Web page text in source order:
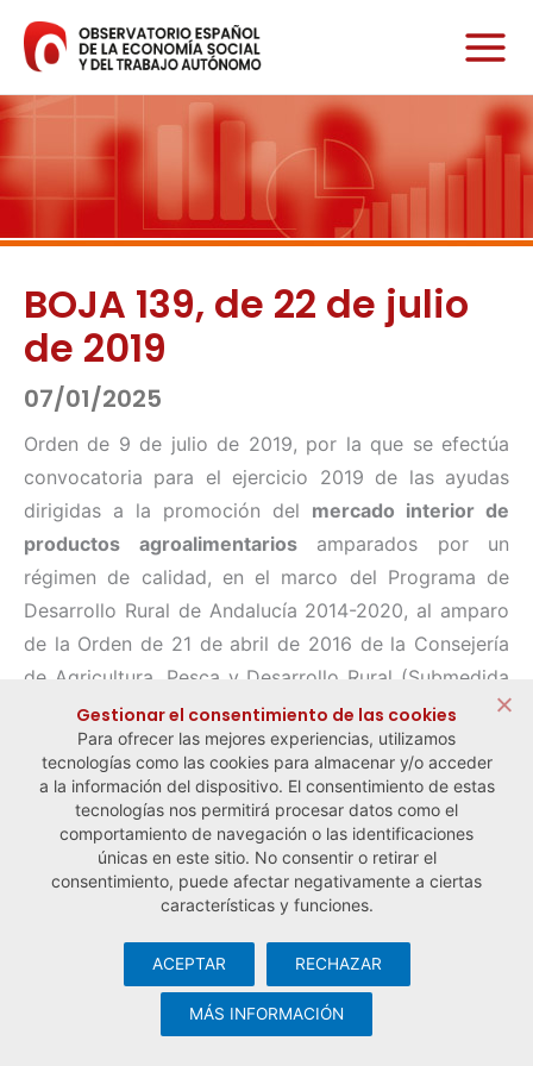
contenido
BOJA 139, de 22 de julio
de 2019
07/01/2025
Orden de 9 de julio de 2019, por la que se efectúa
convocatoria para el ejercicio 2019 de las ayudas
dirigidas a la promoción del mercado interior de
productos agroalimentariosamparados por un
régimen de calidad, en el marco del Programa de
Desarrollo Rural de Andalucía 2014-2020, al amparo
de la Orden de 21 de abril de 2016 de la Consejería
de Agricultura, Pesca y Desarrollo Rural (Submedida
3.2, Operaciones 3.2.1 y 3.2.3) .
← Noticia anterior Noticia siguiente →
© Observatorio Español de la Economía Social y del Trabajo
Aviso legal y política de privacidad
cookies· Desarrollo web:Visualco
Gestionar el consentimiento de las cookies
Para ofrecer las mejores experiencias, utilizamos
tecnologías como las cookies para almacenar y/o acceder
a la información del dispositivo. El consentimiento de estas
tecnologías nos permitirá procesar datos como el
comportamiento de navegación o las identificaciones
únicas en este sitio. No consentir o retirar el
consentimiento, puede afectar negativamente a ciertas
características y funciones.
ACEPTAR RECHAZAR
MÁS INFORMACIÓN